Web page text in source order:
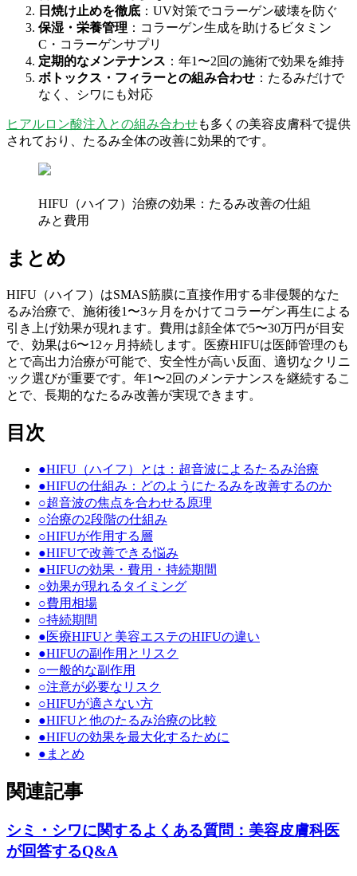
日焼け止めを徹底 ：UV対策でコラーゲン破壊を防ぐ
保湿・栄養管理 ：コラーゲン生成を助けるビタミン
C・コラーゲンサプリ
定期的なメンテナンス ：年1〜2回の施術で効果を維持
ボトックス・フィラーとの組み合わせ ：たるみだけで
なく、シワにも対応
ヒアルロン酸注入との組み合わせも多くの美容皮膚科で提供
されており、たるみ全体の改善に効果的です。
HIFU（ハイフ）治療の効果：たるみ改善の仕組
みと費用
まとめ
HIFU（ハイフ）はSMAS筋膜に直接作用する非侵襲的なた
るみ治療で、施術後1〜3ヶ月をかけてコラーゲン再生による
引き上げ効果が現れます。費用は顔全体で5〜30万円が目安
で、効果は6〜12ヶ月持続します。医療HIFUは医師管理のも
とで高出力治療が可能で、安全性が高い反面、適切なクリニ
ック選びが重要です。年1〜2回のメンテナンスを継続するこ
とで、長期的なたるみ改善が実現できます。
目次
●HIFU（ハイフ）とは：超音波によるたるみ治療
●HIFUの仕組み：どのようにたるみを改善するのか
○超音波の焦点を合わせる原理
○治療の2段階の仕組み
○HIFUが作用する層
●HIFUで改善できる悩み
●HIFUの効果・費用・持続期間
○効果が現れるタイミング
○費用相場
○持続期間
●医療HIFUと美容エステのHIFUの違い
●HIFUの副作用とリスク
○一般的な副作用
○注意が必要なリスク
○HIFUが適さない方
●HIFUと他のたるみ治療の比較
●HIFUの効果を最大化するために
● まとめ
関連記事
シミ・シワに関するよくある質問：美容皮膚科医
が回答するQ&A